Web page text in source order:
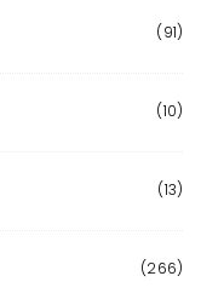
(91)
(10)
(13)
(266)